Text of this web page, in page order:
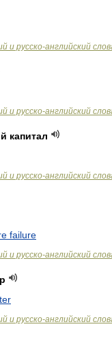
и русско-английский
и русско-английский
капитал
и русско-английский
failure
и русско-английский
и русско-английский